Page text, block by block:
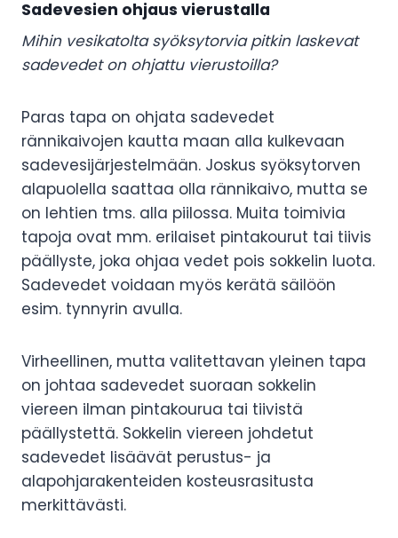
Sadevesien ohjaus vierustalla
Mihin vesikatolta syöksytorvia pitkin laskevat
sadevedet on ohjattu vierustoilla?
Paras tapa on ohjata sadevedet
rännikaivojen kautta maan alla kulkevaan
sadevesijärjestelmään. Joskus syöksytorven
alapuolella saattaa olla rännikaivo, mutta se
on lehtien tms. alla piilossa. Muita toimivia
tapoja ovat mm. erilaiset pintakourut tai tiivis
päällyste, joka ohjaa vedet pois sokkelin luota.
Sadevedet voidaan myös kerätä säilöön
esim. tynnyrin avulla.
Virheellinen, mutta valitettavan yleinen tapa
on johtaa sadevedet suoraan sokkelin
viereen ilman pintakourua tai tiivistä
päällystettä. Sokkelin viereen johdetut
sadevedet lisäävät perustus- ja
alapohjarakenteiden kosteusrasitusta
merkittävästi.